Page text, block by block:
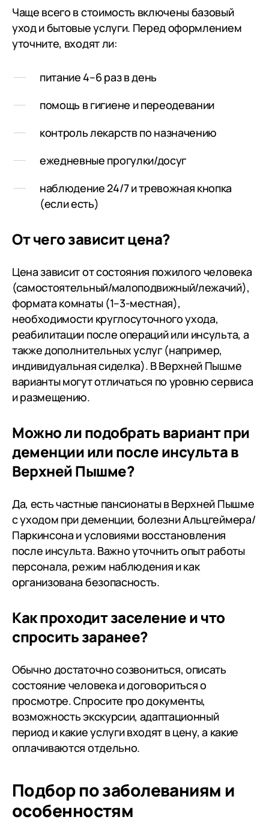
проживания в самых сложных
ситуациях по здоровью
Чаще всего в стоимость включены базовый
уход и бытовые услуги. Перед оформлением
уточните, входят ли:
питание 4–6 раз в день
помощь в гигиене и переодевании
контроль лекарств по назначению
ежедневные прогулки/досуг
наблюдение 24/7 и тревожная кнопка
(если есть)
От чего зависит цена?
Цена зависит от состояния пожилого человека
(самостоятельный/малоподвижный/лежачий),
формата комнаты (1–3-местная),
необходимости круглосуточного ухода,
реабилитации после операций или инсульта, а
также дополнительных услуг (например,
индивидуальная сиделка). В Верхней Пышме
варианты могут отличаться по уровню сервиса
и размещению.
Можно ли подобрать вариант при
деменции или после инсульта в
Верхней Пышме?
Да, есть частные пансионаты в Верхней Пышме
с уходом при деменции, болезни Альцгеймера/
Паркинсона и условиями восстановления
после инсульта. Важно уточнить опыт работы
персонала, режим наблюдения и как
организована безопасность.
Как проходит заселение и что
спросить заранее?
Обычно достаточно созвониться, описать
состояние человека и договориться о
просмотре. Спросите про документы,
возможность экскурсии, адаптационный
период и какие услуги входят в цену, а какие
оплачиваются отдельно.
Подбор по заболеваниям и
особенностям